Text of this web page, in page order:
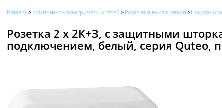
Каталог Компоненты электрических сетей Розетки и выключатели
Розетка 2 х 2К+З, с защитными
подключением, белый, серия Quteo,